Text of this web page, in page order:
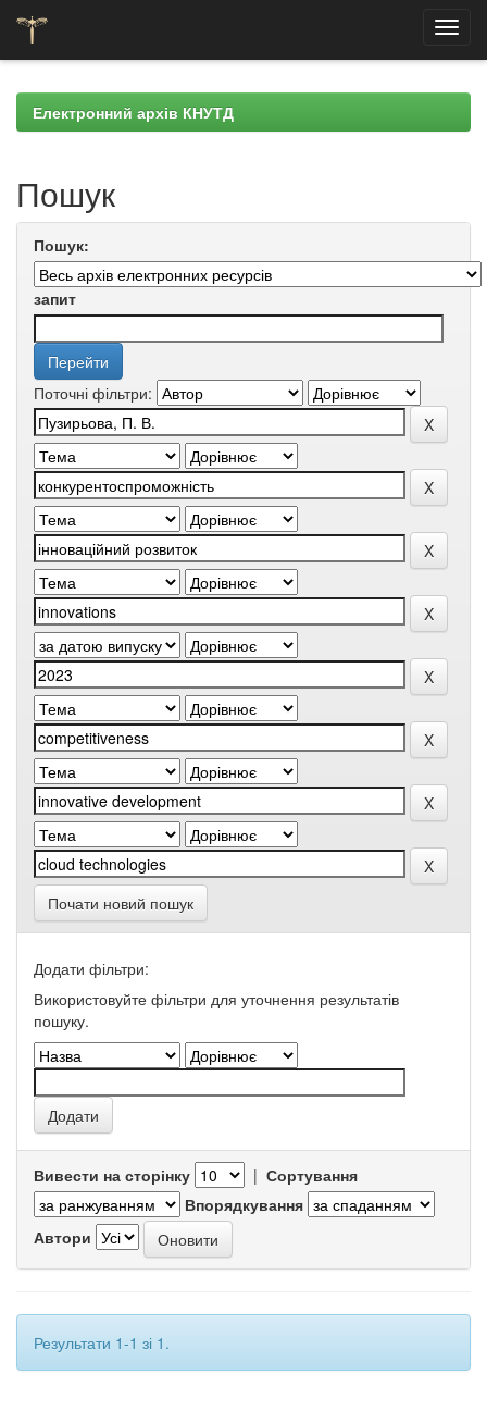
navigationЕлектронний архів КНУТД
Пошук
Пошук:
запит
Поточні фільтри:
Почати новий пошук
Додати фільтри:
Використовуйте фільтри для уточнення результатів
пошуку.
Вивести на сторінку | Сортування
Впорядкування
Автори
Результати 1-1 зі 1.